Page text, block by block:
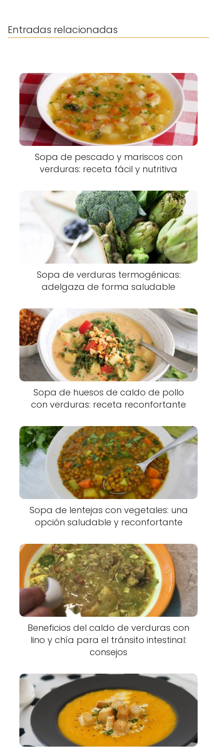
Entradas relacionadas
Sopa de pescado y mariscos con
verduras: receta fácil y nutritiva
Sopa de verduras termogénicas:
adelgaza de forma saludable
Sopa de huesos de caldo de pollo
con verduras: receta reconfortante
Sopa de lentejas con vegetales: una
opción saludable y reconfortante
Beneficios del caldo de verduras con
lino y chía para el tránsito intestinal:
consejos